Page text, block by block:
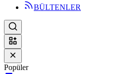
BÜLTENLER
Popüler